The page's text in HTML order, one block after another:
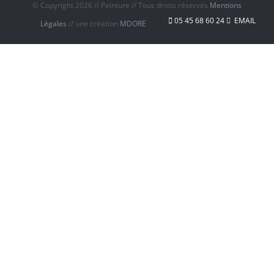
© Copyright 2026 // Peinture // Tous droits réservés Mentions
Légales // une création MDORE 05 45 68 60 24 EMAIL